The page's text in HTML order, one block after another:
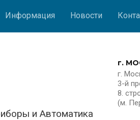
Информация Новости
и Автоматика
г.
г.
3-й
8.
(м.